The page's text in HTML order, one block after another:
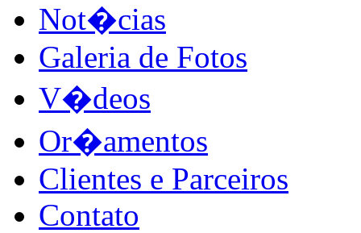
Not�cias
Galeria de Fotos
V�deos
Or�amentos
Clientes e Parceiros
Contato